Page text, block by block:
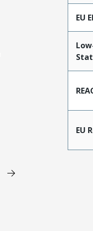
EU
EU